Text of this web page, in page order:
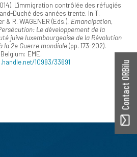
L'immigration contrôlée des réfugiés
Duché des années trente. In T.
& R. WAGENER (Eds.), Emancipation,
Le développement de la
juive luxembourgeoise de la Révolution
la 2e Guerre mondiale(pp. 173-202).
EME.
10993/33691
Contact ORBilu